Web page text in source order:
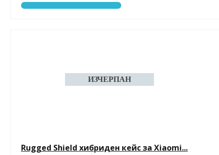
Rugged Shield хибриден кейс за Xiaomi...